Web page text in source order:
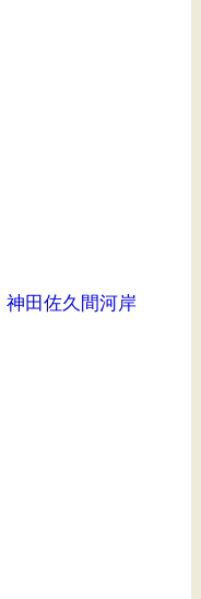
神田佐久間河岸